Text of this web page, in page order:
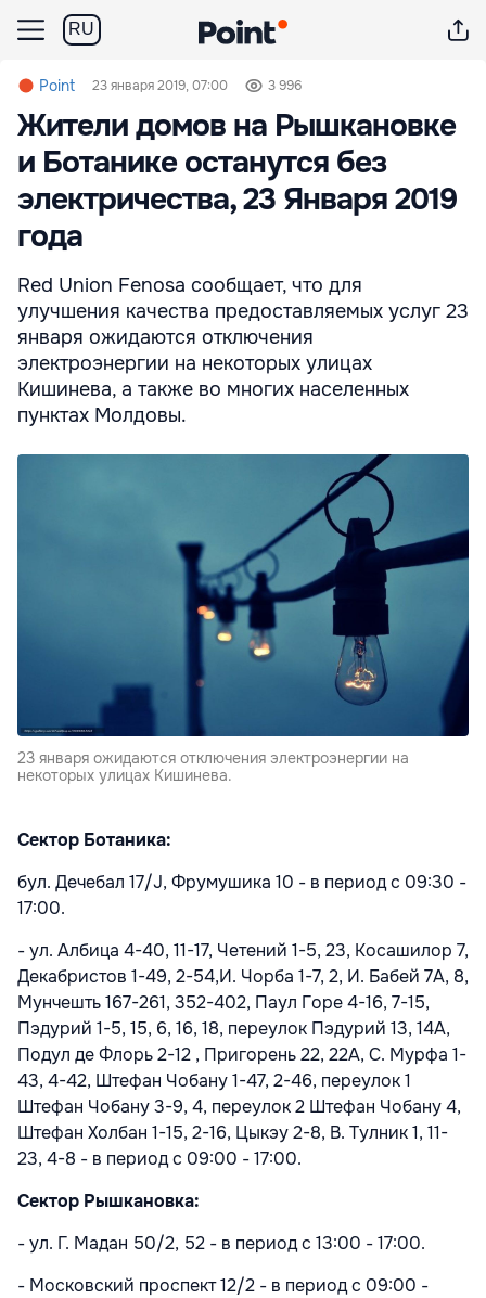
RU
Point 23 января 2019, 07:00 3 996
Жители домов на Рышкановке
и Ботанике останутся без
электричества, 23 Января 2019
года
Red Union Fenosa сообщает, что для
улучшения качества предоставляемых услуг 23
января ожидаются отключения
электроэнергии на некоторых улицах
Кишинева, а также во многих населенных
пунктах Молдовы.
23 января ожидаются отключения электроэнергии на
некоторых улицах Кишинева.
Сектор Ботаника:
бул. Дечебал 17/J, Фрумушика 10 - в период с 09:30 -
17:00.
- ул. Албица 4-40, 11-17, Четений 1-5, 23, Косашилор 7,
Декабристов 1-49, 2-54,И. Чорба 1-7, 2, И. Бабей 7A, 8,
Мунчешть 167-261, 352-402, Паул Горе 4-16, 7-15,
Пэдурий 1-5, 15, 6, 16, 18, переулок Пэдурий 13, 14A,
Подул де Флорь 2-12 , Пригорень 22, 22A, С. Мурфа 1-
43, 4-42, Штефан Чобану 1-47, 2-46, переулок 1
Штефан Чобану 3-9, 4, переулок 2 Штефан Чобану 4,
Штефан Холбан 1-15, 2-16, Цыкэу 2-8, В. Тулник 1, 11-
23, 4-8 - в период с 09:00 - 17:00.
Сектор Рышкановка:
- ул. Г. Мадан 50/2, 52 - в период с 13:00 - 17:00.
- Московский проспект 12/2 - в период с 09:00 -